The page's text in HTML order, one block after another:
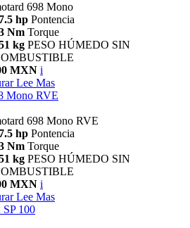
698 Mono
hp Pontencia
Nm Torque
kg PESO HÚMEDO SIN
MXN i
Lee Mas
Mono RVE
698 Mono RVE
hp Pontencia
Nm Torque
kg PESO HÚMEDO SIN
MXN i
Lee Mas
100